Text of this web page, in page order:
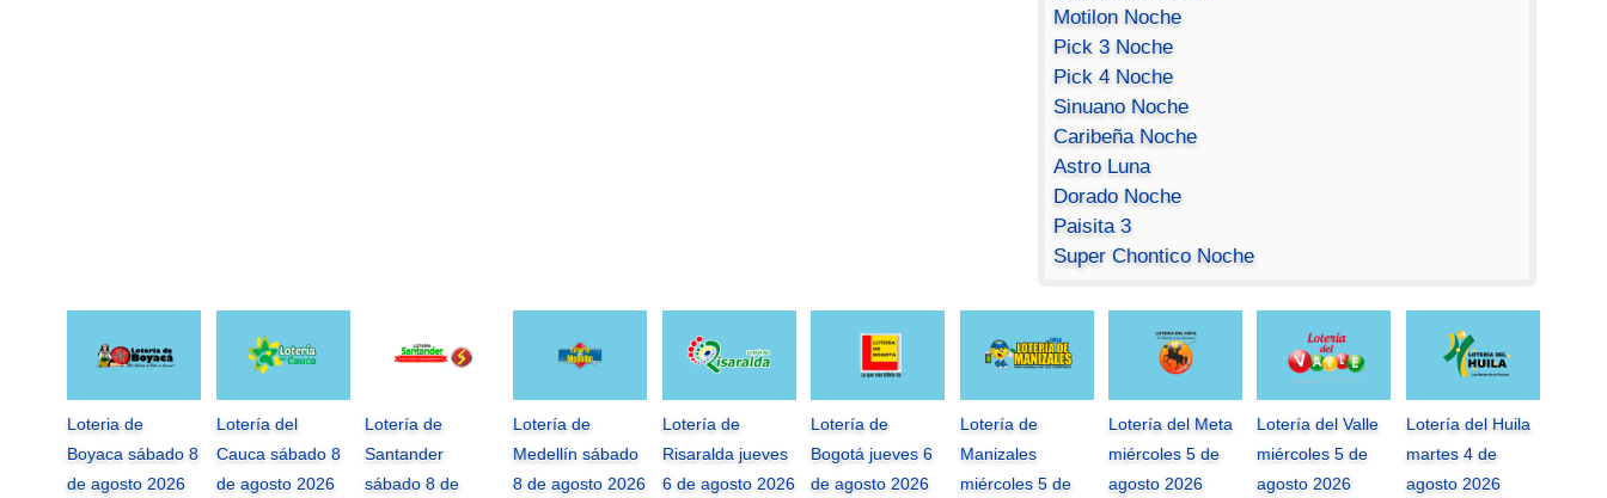
Motilon Noche
Pick 3 Noche
Pick 4 Noche
Sinuano Noche
Caribeña Noche
Astro Luna
Dorado Noche
Paisita 3
Super Chontico Noche
Loteria de
Boyaca sábado 8
de agosto 2026
Lotería del
Cauca sábado 8
de agosto 2026
Lotería de
Santander
sábado 8 de
Lotería de
Medellín sábado
8 de agosto 2026
Lotería de
Risaralda jueves
6 de agosto 2026
Lotería de
Bogotá jueves 6
de agosto 2026
Lotería de
Manizales
miércoles 5 de
Lotería del Meta
miércoles 5 de
agosto 2026
Lotería del Valle
miércoles 5 de
agosto 2026
Lotería del Huila
martes 4 de
agosto 2026